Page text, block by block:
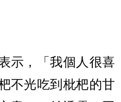
示，「我個人很喜
不光吃到枇杷的甘